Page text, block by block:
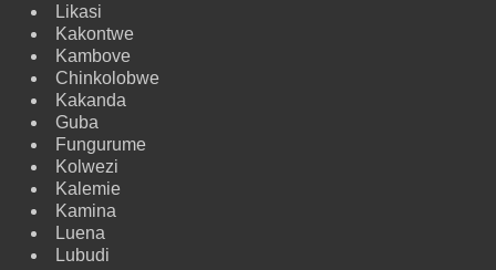
Likasi
Kakontwe
Kambove
Chinkolobwe
Kakanda
Guba
Fungurume
Kolwezi
Kalemie
Kamina
Luena
Lubudi